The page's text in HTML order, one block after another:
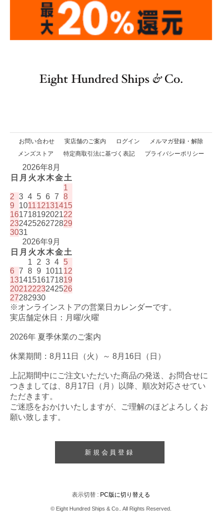
お問い合わせ 実店舗のご案内 ログイン
メルマガ登録・解除
メンズストア
特定商取引法に基づく表記 プライバシーポリシー
2026年8月
日 月 火 水木金土
1
2 3 4 5 6 7 8
9
101112131415
16171819202122
23242526272829
3031
2026年9月
日 月 火 水木金土
1
2 3 4 5
6 7 8 9 101112
13141516171819
20212223242526
27282930
※オンラインストアの営業日カレンダーです。
実店舗定休日：月曜/火曜
2026年 夏季休業のご案内
休業期間：8月11日（火）～ 8月16日（日）
上記期間中にご注文いただいた商品の発送、お問合せに
つきましては、8月17日（月）以降、順次対応させてい
ただきます。
ご迷惑をおかけいたしますが、ご理解のほどよろしくお
願い致します。
新規会員登録
表示切替 : PC版に切り替える
© Eight Hundred Ships & Co.. All Rights Reserved.